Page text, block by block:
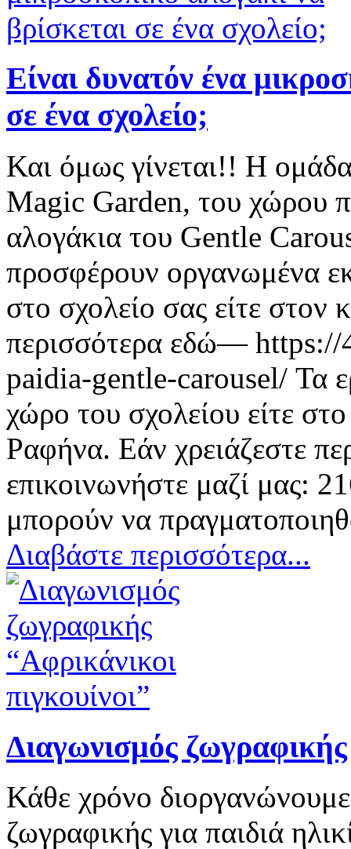
Είναι δυνατόν ένα
σε ένα σχολείο;
Και όμως γίνεται!! Η
Magic Garden, του χώρου
αλογάκια του Gentle
προσφέρουν οργανωμένα
στο σχολείο σας είτε
περισσότερα εδώ—
paidia-gentle-carousel/ Τα
χώρο του σχολείου είτε
Ραφήνα. Εάν χρειάζεστε
επικοινωνήστε μαζί μας:
μπορούν να
Διαβάστε περισσότερα...
Διαγωνισμός ζωγραφικής
Κάθε χρόνο
ζωγραφικής για παιδιά